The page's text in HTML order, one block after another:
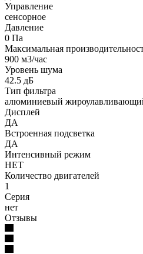
Управление
сенсорное
Давление
0 Па
Максимальная
900 м3/час
Уровень шума
42.5 дБ
Тип фильтра
алюминиевый
Дисплей
ДА
Встроенная подсветка
ДА
Интенсивный режим
НЕТ
Количество двигателей
1
Серия
нет
Отзывы